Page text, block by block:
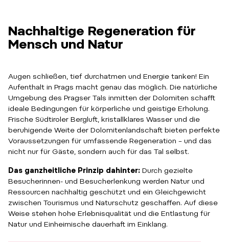
Nachhaltige Regeneration für
Mensch und Natur
Augen schließen, tief durchatmen und Energie tanken! Ein
Aufenthalt in Prags macht genau das möglich. Die natürliche
Umgebung des Pragser Tals inmitten der Dolomiten schafft
ideale Bedingungen für körperliche und geistige Erholung.
Frische Südtiroler Bergluft, kristallklares Wasser und die
beruhigende Weite der Dolomitenlandschaft bieten perfekte
Voraussetzungen für umfassende Regeneration – und das
nicht nur für Gäste, sondern auch für das Tal selbst.
Das ganzheitliche Prinzip dahinter: Durch gezielte
Besucherinnen- und Besucherlenkung werden Natur und
Ressourcen nachhaltig geschützt und ein Gleichgewicht
zwischen Tourismus und Naturschutz geschaffen. Auf diese
Weise stehen hohe Erlebnisqualität und die Entlastung für
Natur und Einheimische dauerhaft im Einklang.